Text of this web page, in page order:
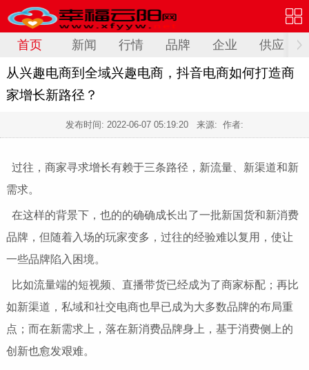
首页 新闻 行情 品牌 企业 供应
从兴趣电商到全域兴趣电商，抖音电商如何打造商
家增长新路径？
发布时间: 2022-06-07 05:19:20 来源: 作者:
过往，商家寻求增长有赖于三条路径，新流量、新渠道和新
需求。
在这样的背景下，也的的确确成长出了一批新国货和新消费
品牌，但随着入场的玩家变多，过往的经验难以复用，使让
一些品牌陷入困境。
比如流量端的短视频、直播带货已经成为了商家标配；再比
如新渠道，私域和社交电商也早已成为大多数品牌的布局重
点；而在新需求上，落在新消费品牌身上，基于消费侧上的
创新也愈发艰难。